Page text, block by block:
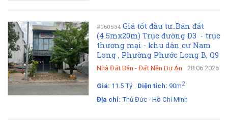
#060534 Giá tốt đầu tư..Bán đất
(4.5mx20m) Trục đường D3 - trục
thương mại - khu dân cư Nam
Long , Phường Phước Long B, Q9
Nhà Đất Bán - Đất Nền Dự Án 28.06.2026
Giá: 11.5 Tỷ Diện tích: 90m2
Địa chỉ: Thủ Đức - Hồ Chí Minh